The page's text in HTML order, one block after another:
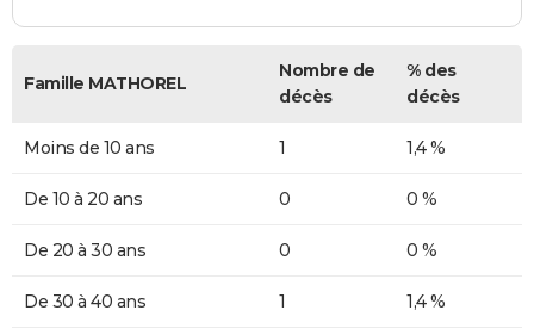
Famille MATHOREL
Nombre de
décès
% des
décès
Moins de 10 ans 1 1,4 %
De 10 à 20 ans 0 0 %
De 20 à 30 ans 0 0 %
De 30 à 40 ans 1 1,4 %